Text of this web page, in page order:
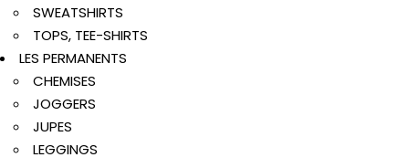
SWEATSHIRTS
TOPS, TEE-SHIRTS
LES PERMANENTS
CHEMISES
JOGGERS
JUPES
LEGGINGS